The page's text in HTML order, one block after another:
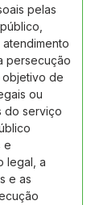
pelas
persecução
de
ou
do serviço
e
legal, a
e as